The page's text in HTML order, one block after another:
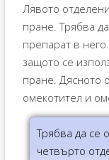
Лявото
пране. Трябва
препарат в
защото се
пране. Дясното
омекотител и
Трябва да се
четвърто